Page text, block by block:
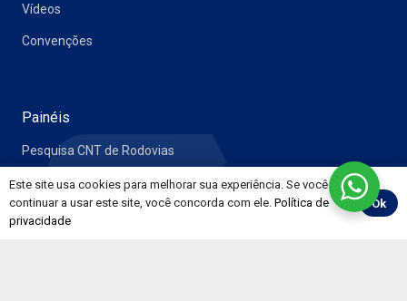
Vídeos
Convenções
Painéis
Pesquisa CNT de Rodovias
Preço de Combustíveis e Derivados do Petróleo
Evolução Mensal do Mercado de Trabalho
Este site usa cookies para melhorar sua experiência. Se você
continuar a usar este site, você concorda com ele. Política de
privacidade
Ok